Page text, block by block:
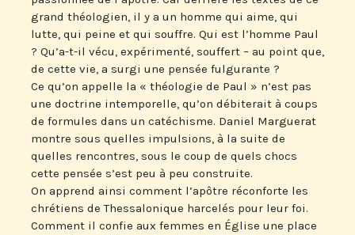
grand théologien, il y a un homme qui aime, qui
lutte, qui peine et qui souffre. Qui est l’homme Paul
? Qu’a-t-il vécu, expérimenté, souffert – au point que,
de cette vie, a surgi une pensée fulgurante ?
Ce qu’on appelle la « théologie de Paul » n’est pas
une doctrine intemporelle, qu’on débiterait à coups
de formules dans un catéchisme. Daniel Marguerat
montre sous quelles impulsions, à la suite de
quelles rencontres, sous le coup de quels chocs
cette pensée s’est peu à peu construite.
On apprend ainsi comment l’apôtre réconforte les
chrétiens de Thessalonique harcelés pour leur foi.
Comment il confie aux femmes en Église une place